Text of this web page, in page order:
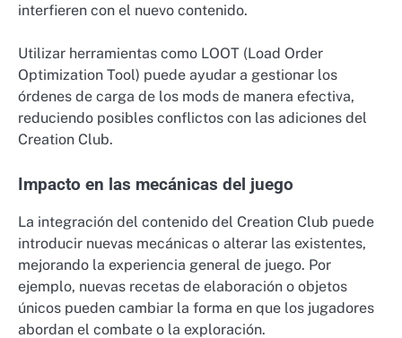
interfieren con el nuevo contenido.
Utilizar herramientas como LOOT (Load Order
Optimization Tool) puede ayudar a gestionar los
órdenes de carga de los mods de manera efectiva,
reduciendo posibles conflictos con las adiciones del
Creation Club.
Impacto en las mecánicas del juego
La integración del contenido del Creation Club puede
introducir nuevas mecánicas o alterar las existentes,
mejorando la experiencia general de juego. Por
ejemplo, nuevas recetas de elaboración o objetos
únicos pueden cambiar la forma en que los jugadores
abordan el combate o la exploración.